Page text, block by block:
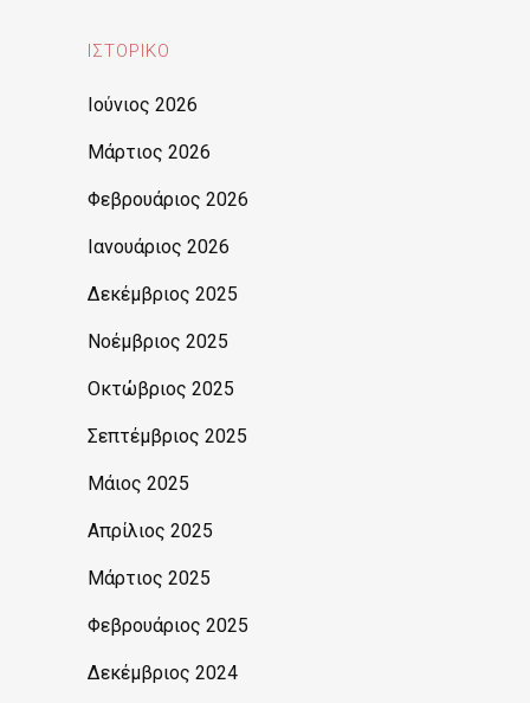
ΙΣΤΟΡΙΚΌ
Ιούνιος 2026
Μάρτιος 2026
Φεβρουάριος 2026
Ιανουάριος 2026
Δεκέμβριος 2025
Νοέμβριος 2025
Οκτώβριος 2025
Σεπτέμβριος 2025
Μάιος 2025
Απρίλιος 2025
Μάρτιος 2025
Φεβρουάριος 2025
Δεκέμβριος 2024